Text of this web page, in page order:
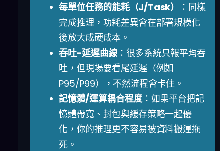
每單位任務的能耗（J/Task）
：同樣
完成推理，功耗差異會在部署規模化
後放大成硬成本。
吞吐-延遲曲線：很多系統只報平均吞
吐，但現場要看尾延遲（例如
P95/P99），不然流程會卡住。
記憶體/運算耦合程度 ：如果平台把記
憶體帶寬、封包與緩存策略一起優
化，你的推理更不容易被資料搬運拖
死。